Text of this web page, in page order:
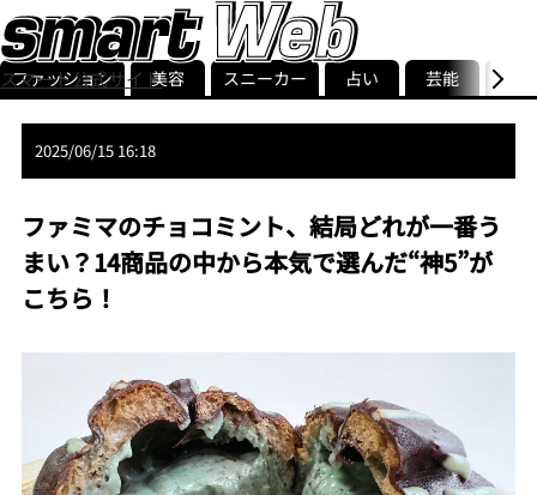
スマート公式サイト
smart最新号
記事一覧ランキング
ストリ
ファッション 美容 スニーカー 占い 芸能 グル
2025/06/15 16:18
ファミマのチョコミント、結局どれが一番う
まい？14商品の中から本気で選んだ“神5”が
こちら！